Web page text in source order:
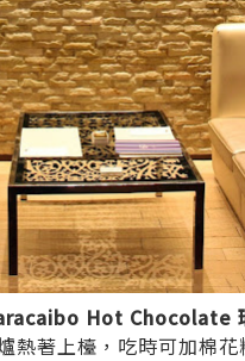
Hot Chocolate
熱著上檯，吃時可加棉花